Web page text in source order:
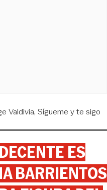
Valdivia Sígueme y te sigo
ES
BARRIENTOS